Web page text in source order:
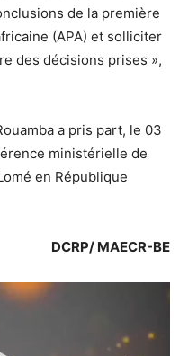
de la première
(APA) et solliciter
des décisions prises »,
a pris part, le 03
ministérielle de
en République
DCRP/ MAECR-BE